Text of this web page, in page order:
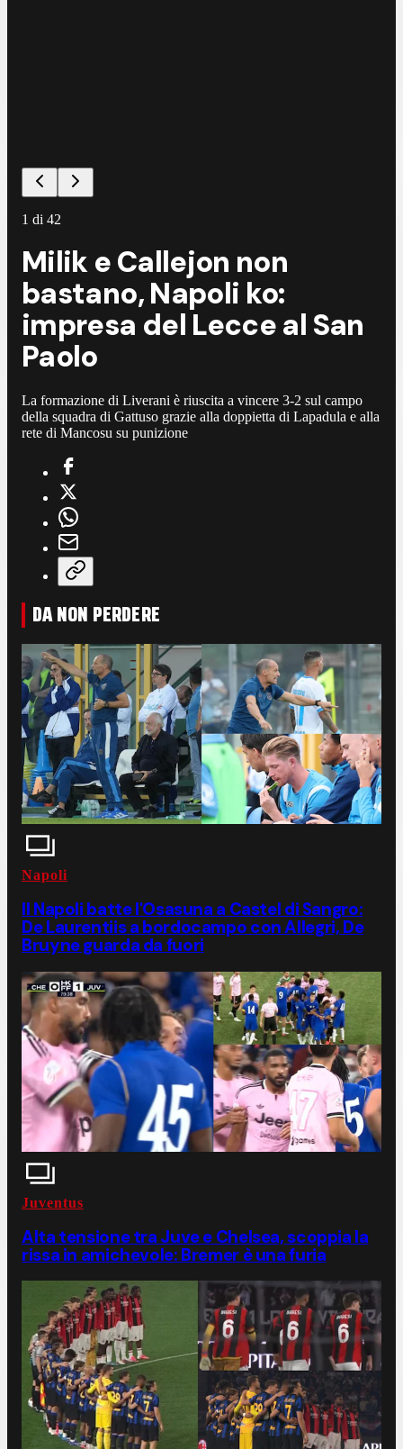
1 di 42
Milik e Callejon non
bastano, Napoli ko:
impresa del Lecce al San
Paolo
La formazione di Liverani è riuscita a vincere 3-2 sul campo
della squadra di Gattuso grazie alla doppietta di Lapadula e alla
rete di Mancosu su punizione
DA NON PERDERE
Napoli
Il Napoli batte l'Osasuna a Castel di Sangro:
De Laurentiis a bordocampo con Allegri, De
Bruyne guarda da fuori
Juventus
Alta tensione tra Juve e Chelsea, scoppia la
rissa in amichevole: Bremer è una furia